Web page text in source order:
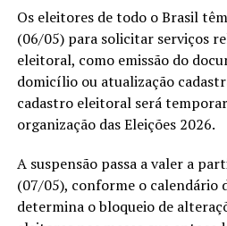
Os eleitores de todo o Brasil
(06/05) para solicitar serviços
eleitoral, como emissão do
domicílio ou atualização
cadastro eleitoral será
organização das Eleições 2026.
A suspensão passa a valer a
(07/05), conforme o calendário
determina o bloqueio de